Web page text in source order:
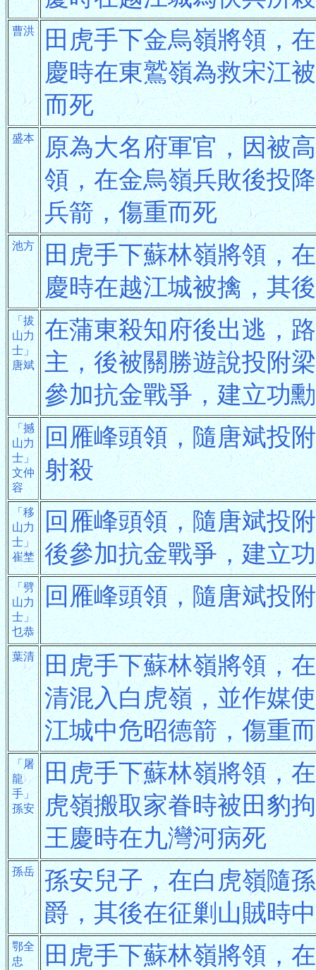
曹洪
田虎手下金烏嶺將領，
慶時在東鷲嶺為救宋江
而死
盛本
原為大名府軍官，因被
領，在金烏嶺兵敗後投
兵箭，傷重而死
池方
田虎手下蘇林嶺將領，
慶時在越江城被擒，其
「拔
山力
士」
唐斌
在蒲東殺知府後出逃，
主，後被關勝遊說投附
參加抗金戰爭，建立功勳
「撼
山力
士」
文仲
容
回雁峰頭領，隨唐斌投
射殺
「移
山力
士」
崔埜
回雁峰頭領，隨唐斌投
後參加抗金戰爭，建立
「劈
山力
士」
乜恭
回雁峰頭領，隨唐斌投
葉清
田虎手下蘇林嶺將領，
清混入白虎嶺，並作媒
江城中危昭德箭，傷重
「屠
龍
手」
孫安
田虎手下蘇林嶺將領，
虎嶺搬取家眷時被田豹
王慶時在九灣河病死
孫岳
孫安兒子，在白虎嶺隨
爵，其後在征剿山賊時
鄂全
忠
田虎手下蘇林嶺將領，